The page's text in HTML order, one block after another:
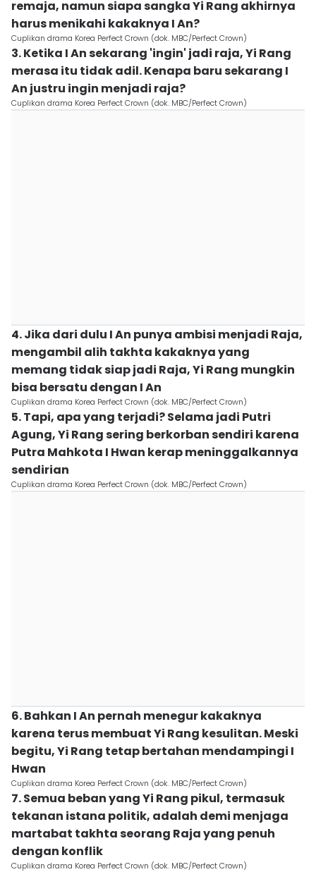
remaja, namun siapa sangka Yi Rang akhirnya
harus menikahi kakaknya I An?
Cuplikan drama Korea Perfect Crown (dok. MBC/Perfect Crown)
3. Ketika I An sekarang 'ingin' jadi raja, Yi Rang
merasa itu tidak adil. Kenapa baru sekarang I
An justru ingin menjadi raja?
Cuplikan drama Korea Perfect Crown (dok. MBC/Perfect Crown)
4. Jika dari dulu I An punya ambisi menjadi Raja,
mengambil alih takhta kakaknya yang
memang tidak siap jadi Raja, Yi Rang mungkin
bisa bersatu dengan I An
Cuplikan drama Korea Perfect Crown (dok. MBC/Perfect Crown)
5. Tapi, apa yang terjadi? Selama jadi Putri
Agung, Yi Rang sering berkorban sendiri karena
Putra Mahkota I Hwan kerap meninggalkannya
sendirian
Cuplikan drama Korea Perfect Crown (dok. MBC/Perfect Crown)
6. Bahkan I An pernah menegur kakaknya
karena terus membuat Yi Rang kesulitan. Meski
begitu, Yi Rang tetap bertahan mendampingi I
Hwan
Cuplikan drama Korea Perfect Crown (dok. MBC/Perfect Crown)
7. Semua beban yang Yi Rang pikul, termasuk
tekanan istana politik, adalah demi menjaga
martabat takhta seorang Raja yang penuh
dengan konflik
Cuplikan drama Korea Perfect Crown (dok. MBC/Perfect Crown)